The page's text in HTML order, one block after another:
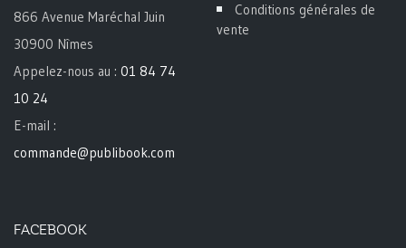
866 Avenue Maréchal Juin
30900 Nîmes
Appelez-nous au : 01 84 74
10 24
E-mail :
commande@publibook.com
Conditions générales de
vente
FACEBOOK